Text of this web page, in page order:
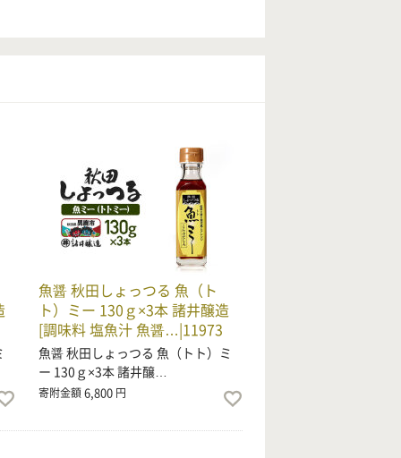
魚醤 秋田しょっつる 魚（ト
ト）ミー 130ｇ×3本 諸井醸造
[調味料 塩魚汁 魚醤…|11973
魚醤 秋田しょっつる 魚（トト）ミ
ー 130ｇ×3本 諸井醸…
寄附金額6,800 円